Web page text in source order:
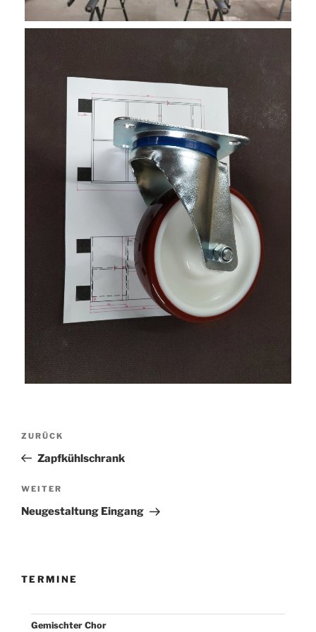
Beitragsnavigation
Vorheriger
Beitrag
ZURÜCK
Zapfkühlschrank
Nächster
Beitrag
WEITER
Neugestaltung Eingang
TERMINE
Gemischter Chor